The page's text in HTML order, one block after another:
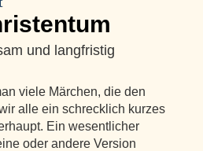
und langfristig
viele Märchen, die den
alle ein schrecklich kurzes
Ein wesentlicher
oder andere Version